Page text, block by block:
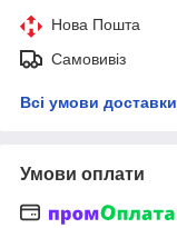
Нова Пошта
Самовивіз
Всі умови доставки
Умови оплати